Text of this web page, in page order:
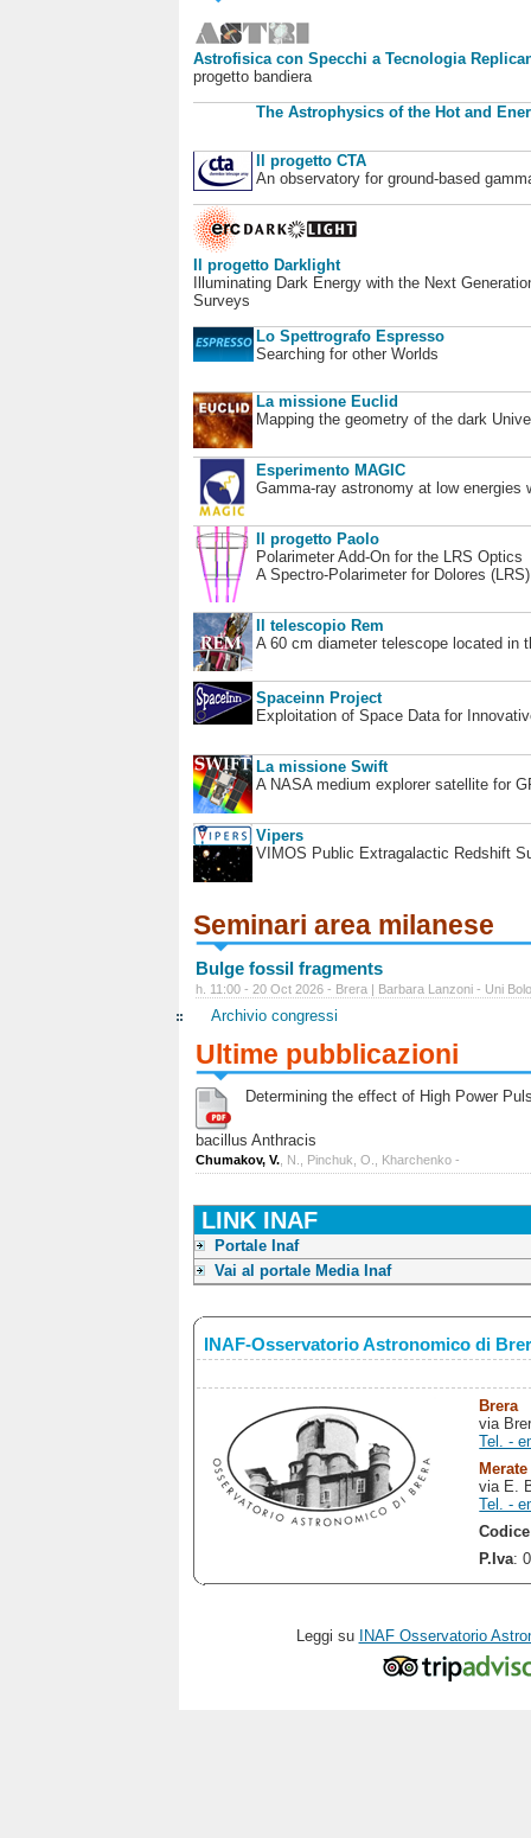
Astrofisica con Specchi a Tecnologia
progetto bandiera
The Astrophysics of the Hot and
Il progetto CTA
An observatory for ground-based
Il progetto Darklight
Illuminating Dark Energy with the Next
Surveys
Lo Spettrografo Espresso
Searching for other Worlds
La missione Euclid
Mapping the geometry of the dark
Esperimento MAGIC
Gamma-ray astronomy at low energies
Il progetto Paolo
Polarimeter Add-On for the LRS Optics
A Spectro-Polarimeter for Dolores
Il telescopio Rem
A 60 cm diameter telescope located in
Spaceinn Project
Exploitation of Space Data for
La missione Swift
A NASA medium explorer satellite for
Vipers
VIMOS Public Extragalactic Redshift
Seminari area milanese
Bulge fossil fragments
h. 11:00 - 20 Oct 2026 - Brera | Barbara Lanzoni - Uni
Archivio congressi
Ultime pubblicazioni
Determining the effect of High Power
bacillus Anthracis
Chumakov, V. , N., Pinchuk, O., Kharchenko -
LINK INAF
Portale Inaf
Vai al portale Media Inaf
INAF-Osservatorio Astronomico di
Brera
via
Tel. -
Merate
via E.
Tel. -
P.Iva:
Leggi su INAF Osservatorio